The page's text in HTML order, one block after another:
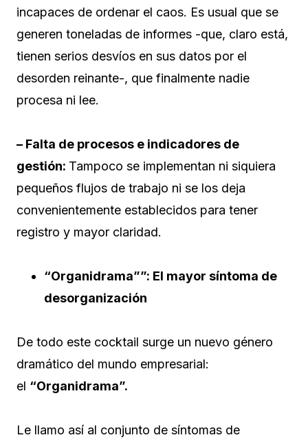
incapaces de ordenar el caos. Es usual que se
generen toneladas de informes -que, claro está,
tienen serios desvíos en sus datos por el
desorden reinante-, que finalmente nadie
procesa ni lee.
– Falta de procesos e indicadores de
gestión: Tampoco se implementan ni siquiera
pequeños flujos de trabajo ni se los deja
convenientemente establecidos para tener
registro y mayor claridad.
“Organidrama””: El mayor síntoma de
desorganización
De todo este cocktail surge un nuevo género
dramático del mundo empresarial:
el “Organidrama”.
Le llamo así al conjunto de síntomas de